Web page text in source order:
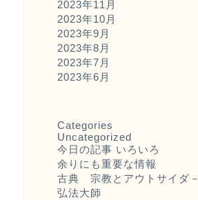
2023年11月
2023年10月
2023年9月
2023年8月
2023年7月
2023年6月
Categories
Uncategorized
今日の記事 いろいろ
余りにも重要な情報
古典 宗教とアウトサイダ－
弘法大師